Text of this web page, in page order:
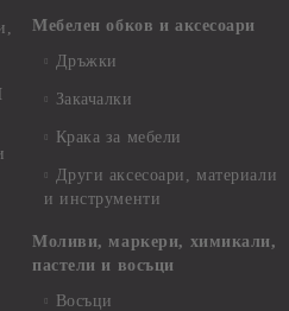
Мебелен обков и аксесоари
Дръжки
Закачалки
Крака за мебели
Други аксесоари, материали
и инструменти
Моливи, маркери, химикали,
пастели и восъци
Восъци